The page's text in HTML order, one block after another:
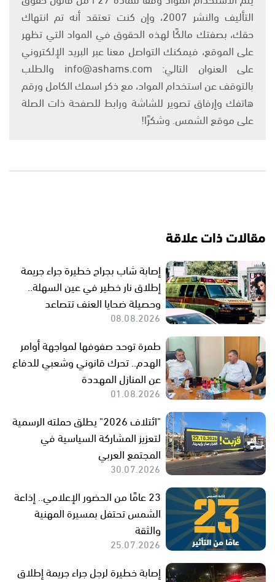
التأليف والنشر 2007، وإن كنت تعتقد أنه تم انتهاك
حقك، بصفتك مالكًا لهذه الحقوق في المواد التي تظهر
على الموقع، فيمكنك التواصل معنا عبر البريد الإلكتروني
على العنوان التالي: info@ashams.com والطلب
بالتوقف عن استخدام المواد، مع ذكر اسمك الكامل ورقم
هاتفك وإرفاق تصوير للشاشة ورابط للصفحة ذات الصلة
على موقع الشمس. وشكرًا!
مقالات ذات علاقة
إصابة شاب بجراح خطيرة جراء جريمة
إطلاق نار خطير في عين السهلة..
وحصيلة ضحايا العنف تتصاعد
08.08.2026
طمرة توحد صفوفها لمواجهة أوامر
الهدم.. تحرك قانوني وشعبي للدفاع
عن المنازل المهددة
01.08.2026
"ائتلاف 2026" يطلق حملته الرسمية
لتعزيز المشاركة السياسية في
المجتمع العربي
30.07.2026
23 عامًا من الحضور الإعلامي.. إذاعة
الشمس تحتفل بمسيرة المهنية
والثقة
25.07.2026
إصابة خطيرة لرجل جراء جريمة إطلاق